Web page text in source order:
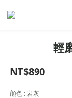
輕
NT$890
顏色 : 岩灰